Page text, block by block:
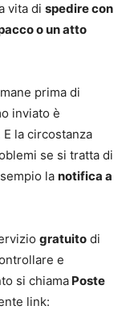
vita di spedire con
o un atto
prima di
inviato è
la circostanza
se si tratta di
la notifica a
gratuito di
e
si chiama Poste
link: